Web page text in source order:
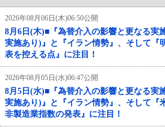
2026年08月06日(木)06:50公開
8月6日(木)■『為替介入の影響と更なる実
実施あり)』と『イラン情勢』、そして『
表を控える点』に注目！
2026年08月05日(水)06:47公開
8月5日(水)■『為替介入の影響と更なる実
実施あり)』と『イラン情勢』、そして『
非製造業指数の発表』に注目！